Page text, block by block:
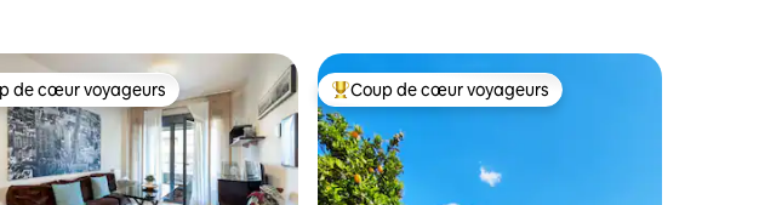
de cœur voyageurs
de cœur voyageurs Coup de cœur voyageurs parmi les plus aimés
Coup de cœur voyageurs